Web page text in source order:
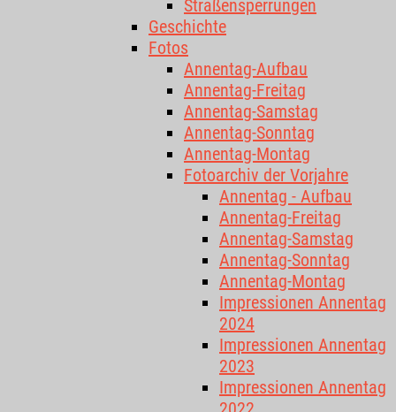
Straßensperrungen
Geschichte
Fotos
Annentag-Aufbau
Annentag-Freitag
Annentag-Samstag
Annentag-Sonntag
Annentag-Montag
Fotoarchiv der Vorjahre
Annentag - Aufbau
Annentag-Freitag
Annentag-Samstag
Annentag-Sonntag
Annentag-Montag
Impressionen Annentag
2024
Impressionen Annentag
2023
Impressionen Annentag